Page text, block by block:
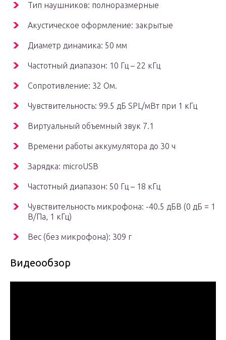
Тип наушников: полноразмерные
Акустическое оформление: закрытые
Диаметр динамика: 50 мм
Частотный диапазон: 10 Гц – 22 кГц
Сопротивление: 32 Ом.
Чувствительность: 99.5 дБ SPL/мВт при 1 кГц
Виртуальный объемный звук 7.1
Времени работы аккумулятора до 30 ч
Зарядка: microUSB
Частотный диапазон: 50 Гц – 18 кГц
Чувствительность микрофона: -40.5 дБВ (0 дБ = 1
В/Па, 1 кГц)
Вес (без микрофона): 309 г
Видеообзор